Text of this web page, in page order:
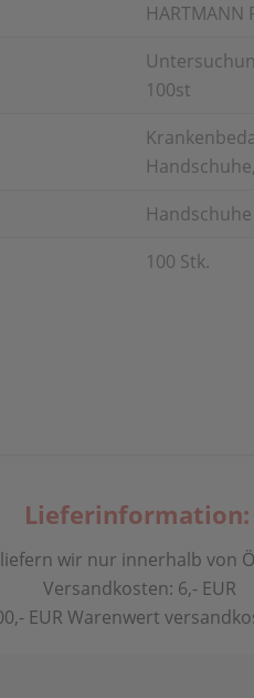
HARTMANN
100st
Handschuhe
100 Stk.
Lieferinformation:
wir nur innerhalb von
Versandkosten: 6,- EUR
EUR Warenwert